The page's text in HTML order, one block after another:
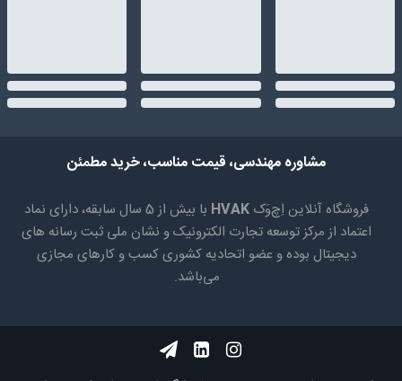
مشاوره مهندسی، قیمت مناسب، خرید مطمئن
فروشگاه آنلاین اِچ‌وَک HVAK
با بیش از 5 سال سابقه، دارای نماد
اعتماد از مرکز توسعه تجارت الکترونیک و نشان ملی ثبت رسانه های
دیجیتال بوده و عضو اتحادیه کشوری کسب و کارهای مجازی
می‌باشد.